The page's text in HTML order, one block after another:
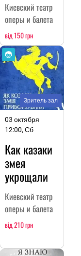
Киевский театр
оперы и балета
від 150 грн
Зритель зал
03 октября
12:00, Сб
Как казаки
змея
укрощали
Киевский театр
оперы и балета
від 210 грн